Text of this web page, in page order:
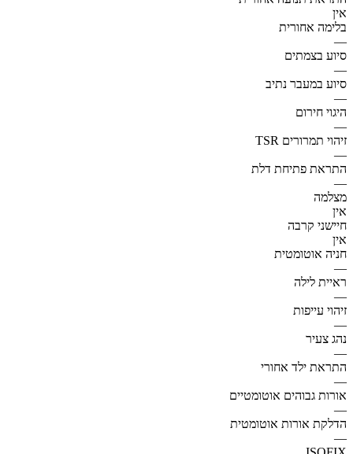
אין
בלימה אחורית
—
סיוע בצמתים
—
סיוע במעבר נתיב
—
היגוי חירום
—
זיהוי תמרורים TSR
—
התראת פתיחת דלת
—
מצלמה
אין
חיישני קרבה
אין
חניה אוטומטית
—
ראיית לילה
—
זיהוי עייפות
—
נהג צעיר
—
התראת ילד אחורי
—
אורות גבוהים אוטומטיים
—
הדלקת אורות אוטומטית
—